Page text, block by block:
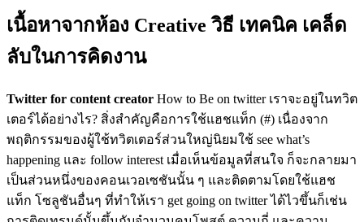
เนื้อหาจากห้อง Creative วิธี เทคนิค เคล็ด
ลับในการคิดงาน
Twitter for content creator How to Be on twitter เราจะอยู่ในทวิต
เตอร์ได้อย่างไร? สิ่งสำคัญคือการใช้แฮชแท็ก (#) เนื่องจาก
พฤติกรรมของผู้ใช้ทวิตเตอร์ส่วนใหญ่นิยมใช้ see what’s
happening และ follow interest เมื่อเห็นข้อมูลที่สนใจ ก็จะกลายมา
เป็นส่วนหนึ่งของคอนเวอเซชันนั้น ๆ และติดตามโดยใช้แฮช
แท็ก โซลูชันอื่นๆ ที่ทำให้เรา get going on twitter ได้ไวขึ้นก็เช่น